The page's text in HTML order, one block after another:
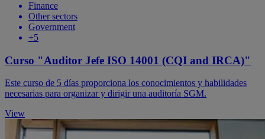
Finance
Other sectors
Government
+5
Curso "Auditor Jefe ISO 14001 (CQI and IRCA)"
Este curso de 5 días proporciona los conocimientos y habilidades
necesarias para organizar y dirigir una auditoría SGM.
View